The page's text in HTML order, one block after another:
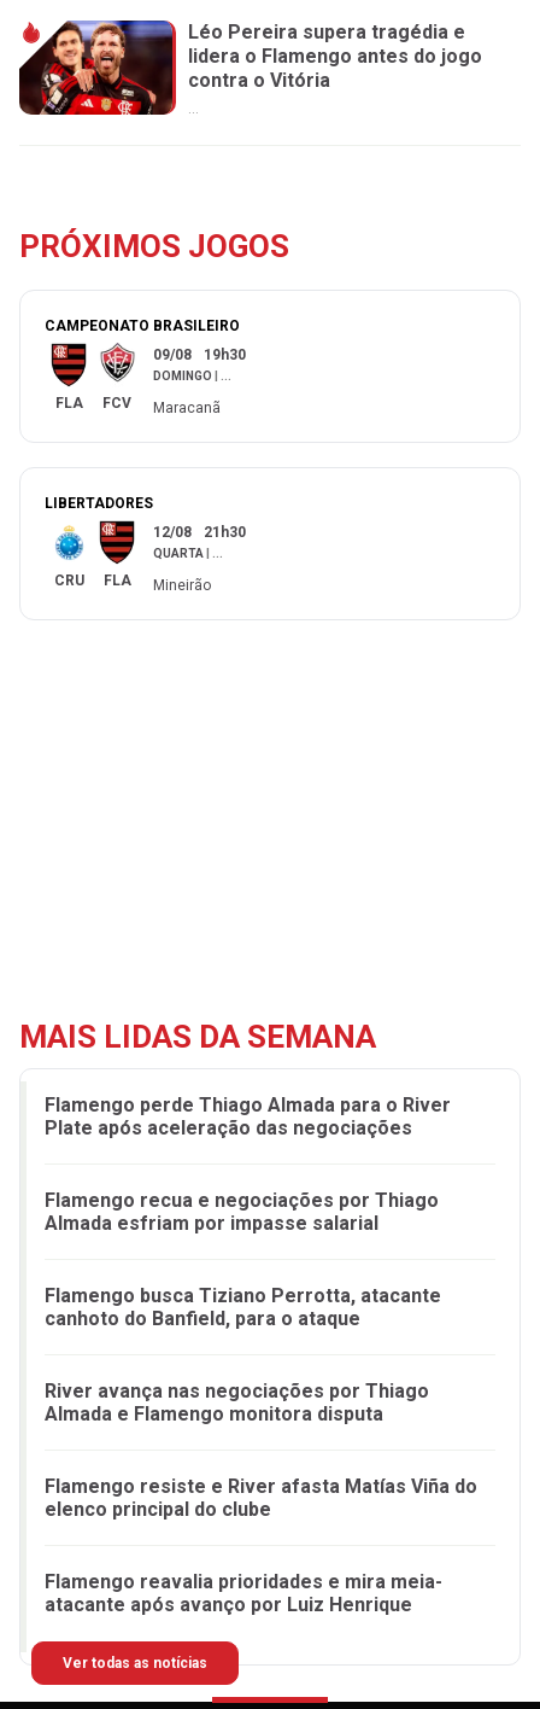
Léo Pereira supera tragédia e
lidera o Flamengo antes do jogo
contra o Vitória
...
PRÓXIMOS JOGOS
CAMPEONATO BRASILEIRO
FLA FCV
09/08 19h30
DOMINGO
Maracanã
LIBERTADORES
CRU FLA
12/08 21h30
QUARTA
Mineirão
MAIS LIDAS DA SEMANA
Flamengo perde Thiago Almada para o River
Plate após aceleração das negociações
Flamengo recua e negociações por Thiago
Almada esfriam por impasse salarial
Flamengo busca Tiziano Perrotta, atacante
canhoto do Banfield, para o ataque
River avança nas negociações por Thiago
Almada e Flamengo monitora disputa
Flamengo resiste e River afasta Matías Viña do
elenco principal do clube
Flamengo reavalia prioridades e mira meia-
atacante após avanço por Luiz Henrique
Ver todas as notícias